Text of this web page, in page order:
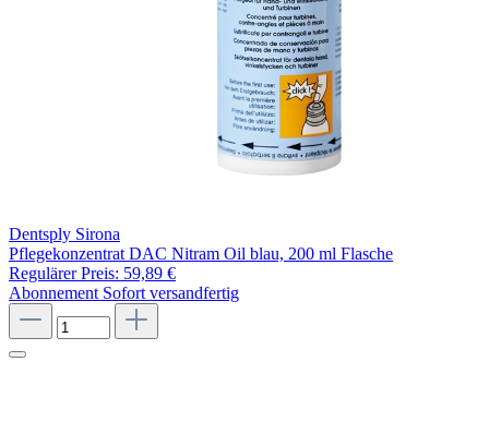
Dentsply Sirona
Pflegekonzentrat DAC Nitram Oil blau, 200 ml Flasche
Regulärer Preis: 59,89 €
Abonnement Sofort versandfertig